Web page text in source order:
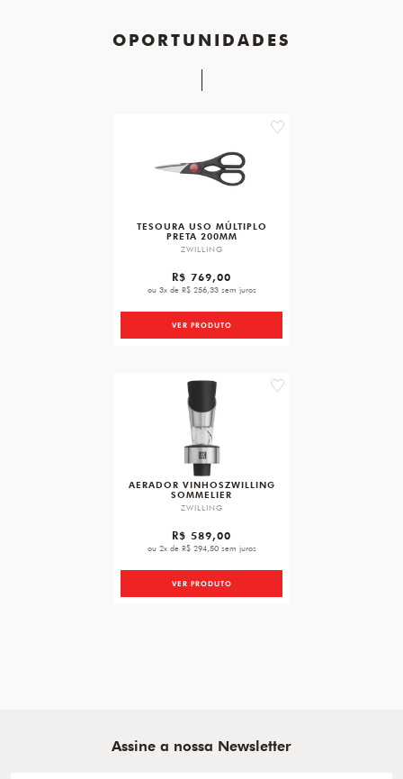
OPORTUNIDADES
favorite
TESOURA USO MÚLTIPLO
PRETA 200MM
ZWILLING
R$ 769,00
ou 3x de R$ 256,33 sem juros
VER PRODUTO
favorite
AERADOR VINHOSZWILLING
SOMMELIER
ZWILLING
R$ 589,00
ou 2x de R$ 294,50 sem juros
VER PRODUTO
Assine a nossa Newsletter